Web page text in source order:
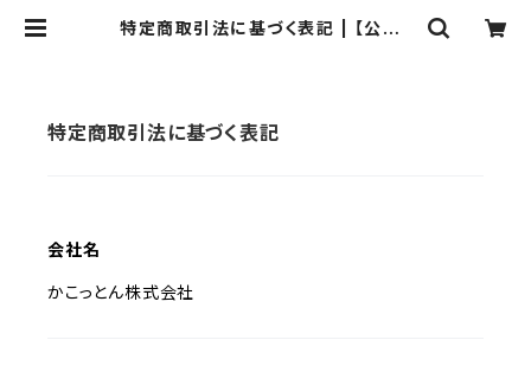
特定商取引法に基づく表記 | 【公式】
特定商取引法に基づく表記
会社名
かこっとん株式会社